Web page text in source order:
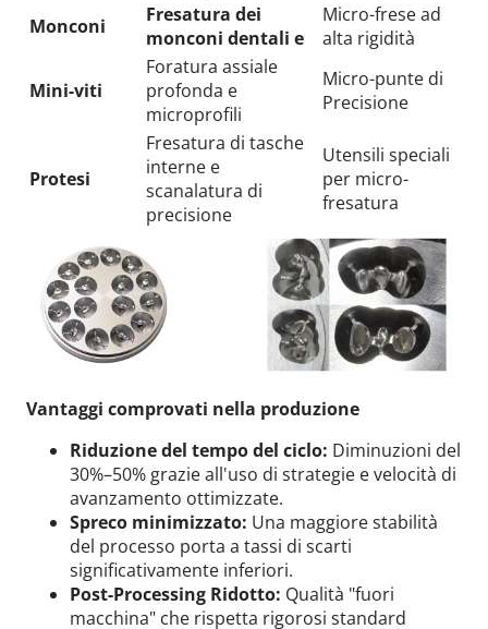
Monconi
Fresatura dei
monconi dentali e
Micro-frese ad
alta rigidità
Mini-viti
Foratura assiale
profonda e
microprofili
Micro-punte di
Precisione
Protesi
Fresatura di tasche
interne e
scanalatura di
precisione
Utensili speciali
per micro-
fresatura
Vantaggi comprovati nella produzione
Riduzione del tempo del ciclo: Diminuzioni del
30%–50% grazie all'uso di strategie e velocità di
avanzamento ottimizzate.
Spreco minimizzato: Una maggiore stabilità
del processo porta a tassi di scarti
significativamente inferiori.
Post-Processing Ridotto: Qualità "fuori
macchina" che rispetta rigorosi standard